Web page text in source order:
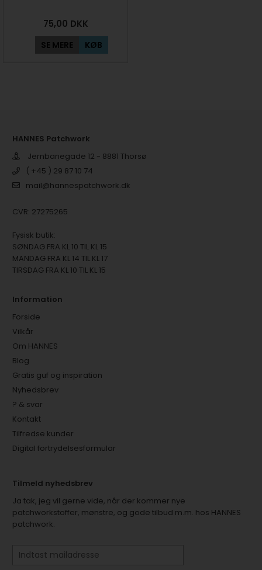
75,00 DKK
SE MERE KØB
HANNES Patchwork
Jernbanegade 12 - 8881 Thorsø
( +45 ) 29 87 10 74
mail@hannespatchwork.dk
CVR: 27275265
Fysisk butik:
SØNDAG FRA KL 10 TIL KL 15
MANDAG FRA KL 14 TIL KL 17
TIRSDAG FRA KL 10 TIL KL 15
Information
Forside
Vilkår
Om HANNES
Blog
Gratis guf og inspiration
Nyhedsbrev
? & svar
Kontakt
Tilfredse kunder
Digital fortrydelsesformular
Tilmeld nyhedsbrev
Ja tak, jeg vil gerne vide, når der kommer nye
patchworkstoffer, mønstre, og gode tilbud m.m. hos HANNES
patchwork.